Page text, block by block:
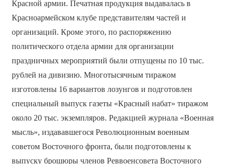
Красной армии. Печатная продукция выдавалась в
Красноармейском клубе представителям частей и
организаций. Кроме этого, по распоряжению
политического отдела армии для организации
праздничных мероприятий были отпущены по 10 тыс.
рублей на дивизию. Многотысячным тиражом
изготовлены 16 вариантов лозунгов и подготовлен
специальный выпуск газеты «Красный набат» тиражом
около 20 тыс. экземпляров. Редакцией журнала «Военная
мысль», издававшегося Революционным военным
советом Восточного фронта, были подготовлены к
выпуску брошюры членов Реввоенсовета Восточного